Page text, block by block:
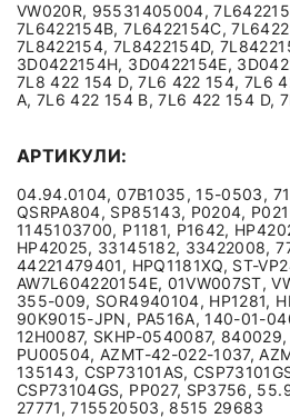
VW020R, 95531405004,
7L6422154B, 7L6422154C,
7L8422154, 7L8422154D,
3D0422154H, 3D0422154E,
7L8 422 154 D, 7L6 422 154, 7L6
A, 7L6 422 154 B, 7L6 422 154 D,
АРТИКУЛИ:
04.94.0104, 07B1035, 15-0503,
QSRPA804, SP85143, P0204,
1145103700, P1181, P1642,
HP42025, 33145182, 33422008,
44221479401, HPQ1181XQ, ST-
AW7L604220154E, 01VW007ST,
355-009, SOR4940104, HP1281,
90K9015-JPN, PA516A, 140-01-
12H0087, SKHP-0540087,
PU00504, AZMT-42-022-1037,
135143, CSP73101AS,
CSP73104GS, PP027, SP3756,
27771, 715520503, 8515 29683